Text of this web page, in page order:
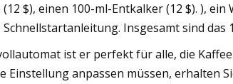
$), einen 100-ml-Entkalker (12 $). ),
Insgesamt sind das
ist er perfekt für alle, die
Einstellung anpassen müssen, erhalten